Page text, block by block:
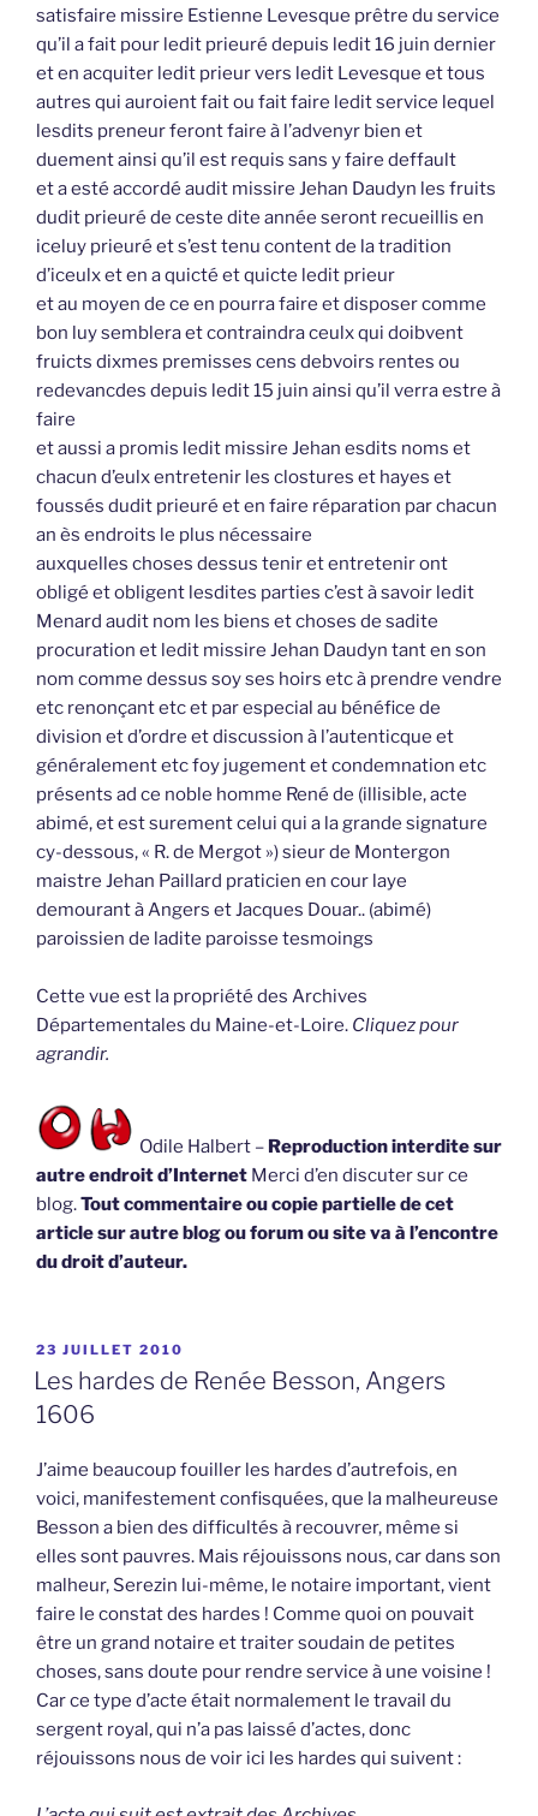
satisfaire missire Estienne Levesque prêtre du service
qu’il a fait pour ledit prieuré depuis ledit 16 juin dernier
et en acquiter ledit prieur vers ledit Levesque et tous
autres qui auroient fait ou fait faire ledit service lequel
lesdits preneur feront faire à l’advenyr bien et
duement ainsi qu’il est requis sans y faire deffault
et a esté accordé audit missire Jehan Daudyn les fruits
dudit prieuré de ceste dite année seront recueillis en
iceluy prieuré et s’est tenu content de la tradition
d’iceulx et en a quicté et quicte ledit prieur
et au moyen de ce en pourra faire et disposer comme
bon luy semblera et contraindra ceulx qui doibvent
fruicts dixmes premisses cens debvoirs rentes ou
redevancdes depuis ledit 15 juin ainsi qu’il verra estre à
faire
et aussi a promis ledit missire Jehan esdits noms et
chacun d’eulx entretenir les clostures et hayes et
foussés dudit prieuré et en faire réparation par chacun
an ès endroits le plus nécessaire
auxquelles choses dessus tenir et entretenir ont
obligé et obligent lesdites parties c’est à savoir ledit
Menard audit nom les biens et choses de sadite
procuration et ledit missire Jehan Daudyn tant en son
nom comme dessus soy ses hoirs etc à prendre vendre
etc renonçant etc et par especial au bénéfice de
division et d’ordre et discussion à l’autenticque et
généralement etc foy jugement et condemnation etc
présents ad ce noble homme René de (illisible, acte
abimé, et est surement celui qui a la grande signature
cy-dessous, « R. de Mergot ») sieur de Montergon
maistre Jehan Paillard praticien en cour laye
demourant à Angers et Jacques Douar.. (abimé)
paroissien de ladite paroisse tesmoings
Cette vue est la propriété des Archives
Départementales du Maine-et-Loire. Cliquez pour
agrandir.
Odile Halbert – Reproduction interdite sur
autre endroit d’Internet Merci d’en discuter sur ce
blog.Tout commentaire ou copie partielle de cet
article sur autre blog ou forum ou site va à l’encontre
du droit d’auteur.
PUBLIÉ
LE
23 JUILLET 2010
Les hardes de Renée Besson, Angers
1606
J’aime beaucoup fouiller les hardes d’autrefois, en
voici, manifestement confisquées, que la malheureuse
Besson a bien des difficultés à recouvrer, même si
elles sont pauvres. Mais réjouissons nous, car dans son
malheur, Serezin lui-même, le notaire important, vient
faire le constat des hardes ! Comme quoi on pouvait
être un grand notaire et traiter soudain de petites
choses, sans doute pour rendre service à une voisine !
Car ce type d’acte était normalement le travail du
sergent royal, qui n’a pas laissé d’actes, donc
réjouissons nous de voir ici les hardes qui suivent :